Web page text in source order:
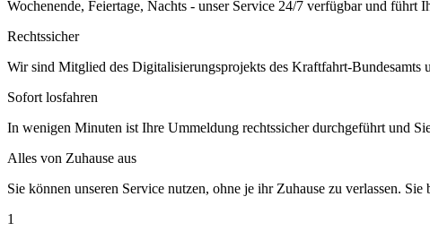
Wochenende, Feiertage, Nachts - unser Service 24/7 verfügbar und führt
Rechtssicher
Wir sind Mitglied des Digitalisierungsprojekts des Kraftfahrt-Bundesamts
Sofort losfahren
In wenigen Minuten ist Ihre Ummeldung rechtssicher durchgeführt und
Alles von Zuhause aus
Sie können unseren Service nutzen, ohne je ihr Zuhause zu verlassen.
1